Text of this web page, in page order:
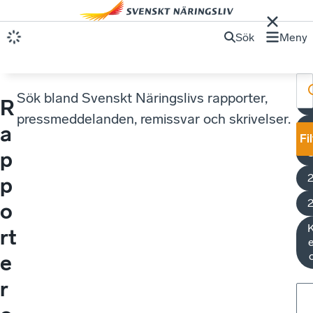
Sök Meny
R
a
p
p
o
rt
e
r
Sök bland Svenskt Näringslivs rapporter,
pressmeddelanden, remissvar och skrivelser.